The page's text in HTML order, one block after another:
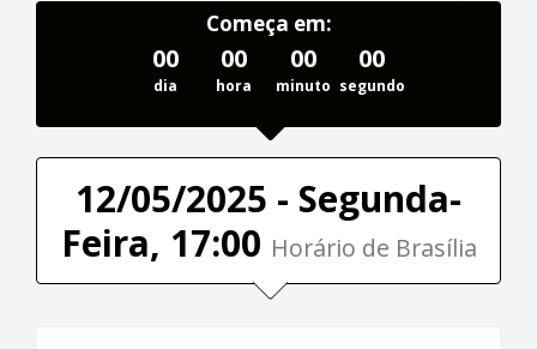
Começa em:
00
dia
00
hora
00
minuto
00
segundo
12/05/2025 - Segunda-
Feira, 17:00 Horário de Brasília